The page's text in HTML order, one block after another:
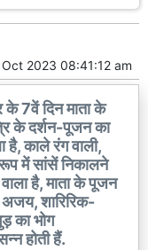
Oct 2023 08:41:12 am
7वें दिन माता के
के दर्शन-पूजन का
है, काले रंग वाली,
में सांसें निकालने
है, माता के पूजन
शारिरिक-
का भोग
होती हैं.